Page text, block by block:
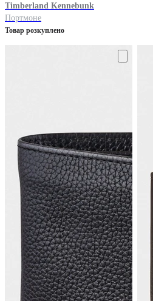
Timberland Kennebunk
Портмоне
Товар розкуплено